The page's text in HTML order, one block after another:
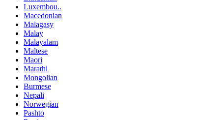
Luxembou..
Macedonian
Malagasy
Malay
Malayalam
Maltese
Maori
Marathi
Mongolian
Burmese
Nepali
Norwegian
Pashto